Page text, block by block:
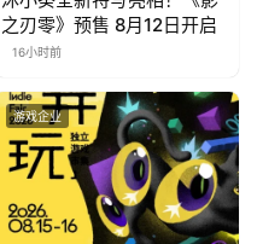
之刃零》预售 8月12日开启
16小时前
游戏企业